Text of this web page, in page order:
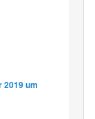
2019 um